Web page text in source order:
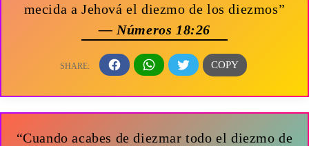
mecida a Jehová el diezmo de los diezmos”
— Números 18:26
“Cuando acabes de diezmar todo el diezmo de